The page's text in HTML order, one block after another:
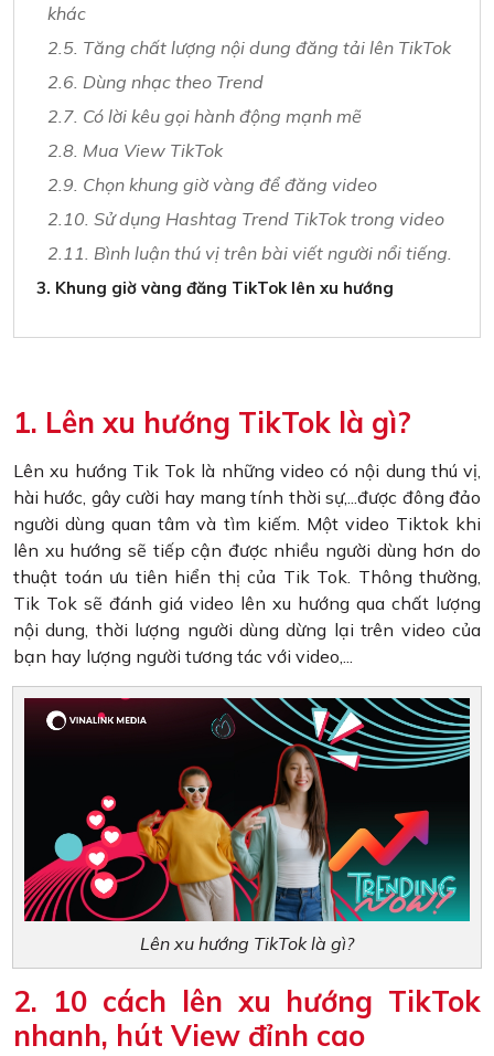
khác
2.5. Tăng chất lượng nội dung đăng tải lên TikTok
2.6. Dùng nhạc theo Trend
2.7. Có lời kêu gọi hành động mạnh mẽ
2.8. Mua View TikTok
2.9. Chọn khung giờ vàng để đăng video
2.10. Sử dụng Hashtag Trend TikTok trong video
2.11. Bình luận thú vị trên bài viết người nổi tiếng.
3. Khung giờ vàng đăng TikTok lên xu hướng
1. Lên xu hướng TikTok là gì?
Lên xu hướng Tik Tok là những video có nội dung thú vị,
hài hước, gây cười hay mang tính thời sự,...được đông đảo
người dùng quan tâm và tìm kiếm. Một video Tiktok khi
lên xu hướng sẽ tiếp cận được nhiều người dùng hơn do
thuật toán ưu tiên hiển thị của Tik Tok. Thông thường,
Tik Tok sẽ đánh giá video lên xu hướng qua chất lượng
nội dung, thời lượng người dùng dừng lại trên video của
bạn hay lượng người tương tác với video,...
Lên xu hướng TikTok là gì?
2. 10 cách lên xu hướng TikTok
nhanh, hút View đỉnh cao